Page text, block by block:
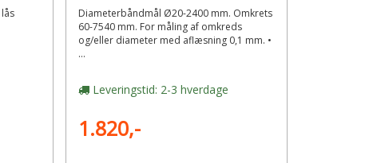
Diameterbåndmål Ø20-2400 mm. Omkrets
60-7540 mm. For måling af omkreds
og/eller diameter med aflæsning 0,1 mm. •
...
Leveringstid: 2-3 hverdage
1.820,-